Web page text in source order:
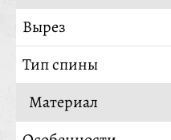
Вырез
Тип спины
Материал